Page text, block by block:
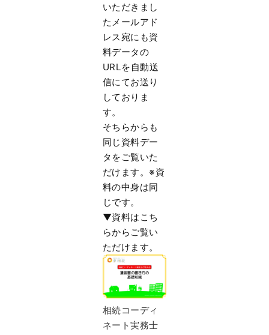
いただきまし
たメールアド
レス宛にも資
料データの
URLを 自動送
信にてお送り
しておりま
す。
そちらからも
同じ資料デー
タをご覧いた
だけます。※資
料の中身は同
じです。
▼資料はこち
らからご覧い
ただけます。
相続コーディ
ネート実務士